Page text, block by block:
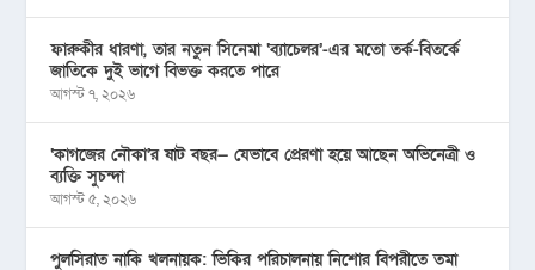
ফারুকীর ধারণা, তার নতুন সিনেমা ‘ব্যাচেলর’-এর মতো তর্ক-বিতর্কে
জাতিকে দুই ভাগে বিভক্ত করতে পারে
আগস্ট ৭, ২০২৬
‘কাগজের নৌকা’র ষাট বছর— যেভাবে প্রেরণা হয়ে আছেন অভিনেত্রী ও
ব্যক্তি সুচন্দা
আগস্ট ৫, ২০২৬
পুলসিরাত নাকি খলনায়ক: ভিকির পরিচালনায় নিশোর বিপরীতে তমা